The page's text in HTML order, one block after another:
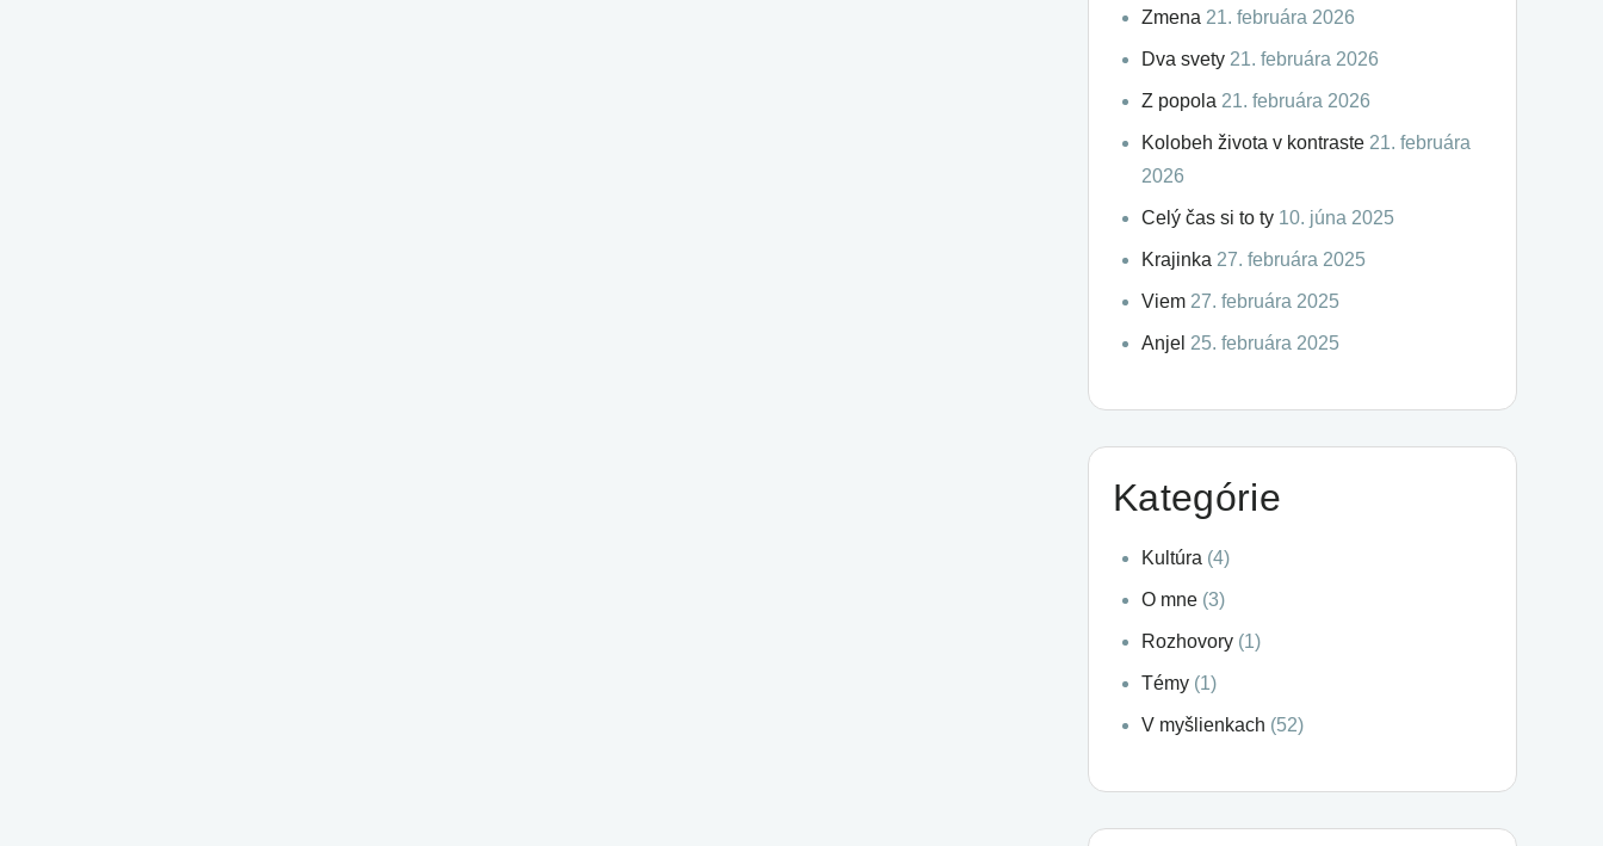
Zmena 21. februára 2026
Dva svety 21. februára 2026
Z popola 21. februára 2026
Kolobeh života v kontraste 21. februára
2026
Celý čas si to ty 10. júna 2025
Krajinka 27. februára 2025
Viem 27. februára 2025
Anjel 25. februára 2025
Kategórie
Kultúra (4)
O mne (3)
Rozhovory (1)
Témy (1)
V myšlienkach (52)